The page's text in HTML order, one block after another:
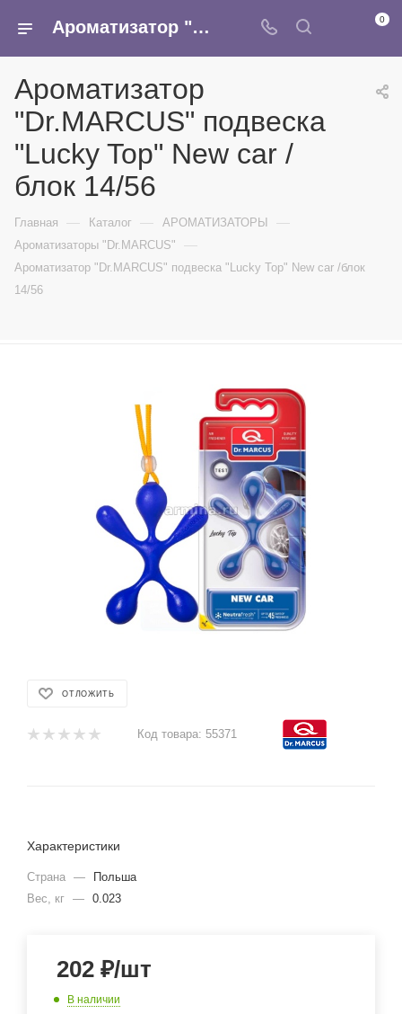
Ароматизатор "Dr.MARCUS" подвеска "Lucky Top" New car /блок 14/56 - купить в интернет-магазине Армина 0
Ароматизатор
"Dr.MARCUS" подвеска
"Lucky Top" New car /
блок 14/56
Главная — Каталог — АРОМАТИЗАТОРЫ —
Ароматизаторы "Dr.MARCUS" —
Ароматизатор "Dr.MARCUS" подвеска "Lucky Top" New car /блок
14/56
ОТЛОЖИТЬ
Код товара: 55371
Характеристики
Страна —
Польша
Вес, кг — 0.023
202 ₽/шт
В наличии